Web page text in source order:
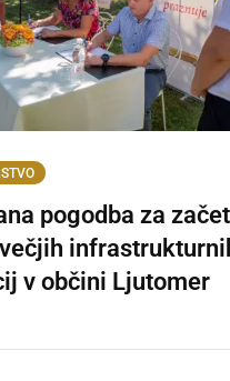
pogodba za
v občini Ljutomer